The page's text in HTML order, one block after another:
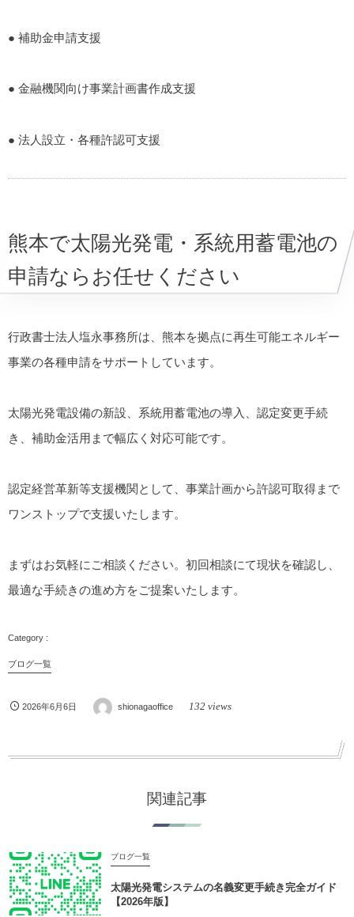
● 補助金申請支援
● 金融機関向け事業計画書作成支援
● 法人設立・各種許認可支援
熊本で太陽光発電・系統用蓄電池の
申請ならお任せください
行政書士法人塩永事務所は、熊本を拠点に再生可能エネルギー
事業の各種申請をサポートしています。
太陽光発電設備の新設、系統用蓄電池の導入、認定変更手続
き、補助金活用まで幅広く対応可能です。
認定経営革新等支援機関として、事業計画から許認可取得まで
ワンストップで支援いたします。
まずはお気軽にご相談ください。初回相談にて現状を確認し、
最適な手続きの進め方をご提案いたします。
ブログ一覧
2026年6月6日 shionagaoffice 132 views
関連記事
ブログ一覧
太陽光発電システムの名義変更手続き完全ガイド
【2026年版】